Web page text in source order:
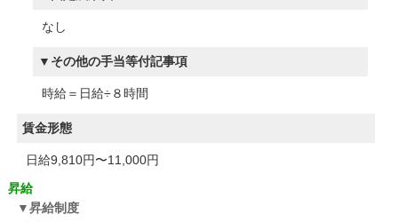
なし
その他の手当等付記事項
時給＝日給÷８時間
賃金形態
日給9,810円〜11,000円
昇給
昇給制度